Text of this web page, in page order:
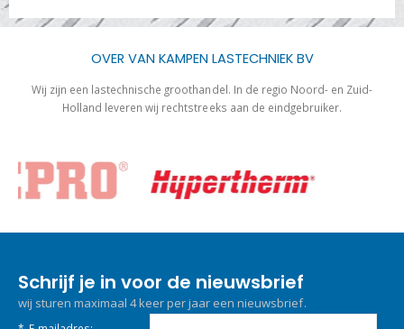
OVER VAN KAMPEN LASTECHNIEK BV
Wij zijn een lastechnische groothandel. In de regio Noord- en Zuid-
Holland leveren wij rechtstreeks aan de eindgebruiker.
Schrijf je in voor de nieuwsbrief
wij sturen maximaal 4 keer per jaar een nieuwsbrief.